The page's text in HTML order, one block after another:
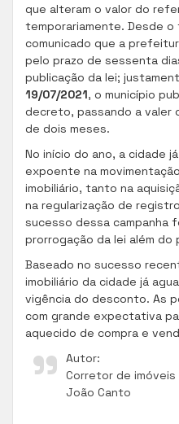
que alteram o valor do
temporariamente. Desde
comunicado que a
pelo prazo de sessenta
publicação da lei;
19/07/2021, o município
decreto, passando a valer
de dois meses.
No início do ano, a cidade
expoente na
imobiliário, tanto na
na regularização de
sucesso dessa campanha
prorrogação da lei além
Baseado no sucesso
imobiliário da cidade já
vigência do desconto. As
com grande expectativa
aquecido de compra e
Autor:
Corretor de imóveis
João Canto